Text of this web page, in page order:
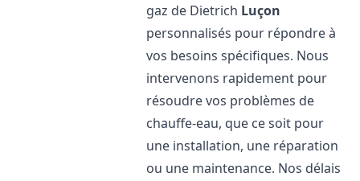
gaz de Dietrich Luçon
personnalisés pour répondre à
vos besoins spécifiques. Nous
intervenons rapidement pour
résoudre vos problèmes de
chauffe-eau, que ce soit pour
une installation, une réparation
ou une maintenance. Nos délais